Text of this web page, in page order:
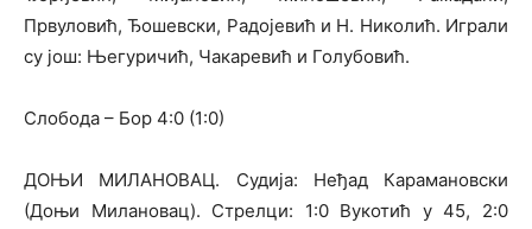
Првуловић, Ђошевски, Радојевић и Н. Николић. Играли
су још: Његуричић, Чакаревић и Голубовић.
Слобода – Бор 4:0 (1:0)
ДОЊИ МИЛАНОВАЦ. Судија: Неђад Карамановски
(Доњи Милановац). Стрелци: 1:0 Вукотић у 45, 2:0